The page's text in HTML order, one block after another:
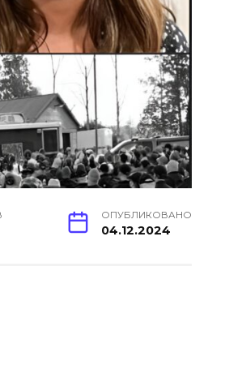
ОПУБЛИКОВАНО
04.12.2024